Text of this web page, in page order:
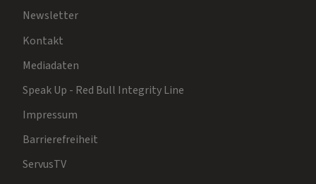
Newsletter
Kontakt
Mediadaten
Speak Up - Red Bull Integrity Line
Impressum
Barrierefreiheit
ServusTV